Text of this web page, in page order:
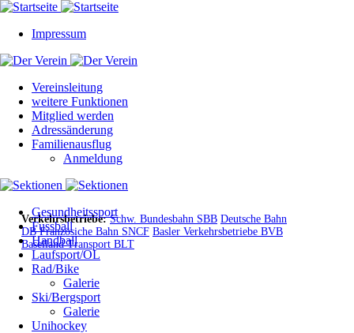
Verkehrsbetriebe: Schw. Bundesbahn SBB Deutsche Bahn
DB Französiche Bahn SNCF Basler Verkehrsbetriebe BVB
Baselland Transport BLT
Impressum
Vereinsleitung
weitere Funktionen
Mitglied werden
Adressänderung
Familienausflug
Anmeldung
Gesundheitssport
Fussball
Handball
Laufsport/OL
Rad/Bike
Galerie
Ski/Bergsport
Galerie
Unihockey